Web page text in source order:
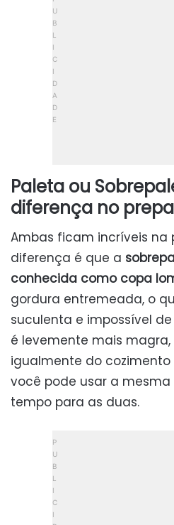
Paleta ou
diferença no
Ambas ficam incríveis na
diferença é que a
conhecida como copa
gordura entremeada, o
suculenta e impossível
é levemente mais
igualmente do cozimento
você pode usar a
tempo para as duas.